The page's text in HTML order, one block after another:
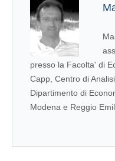
presso la Facolta' di
Capp, Centro di
Dipartimento di
Modena e Reggio